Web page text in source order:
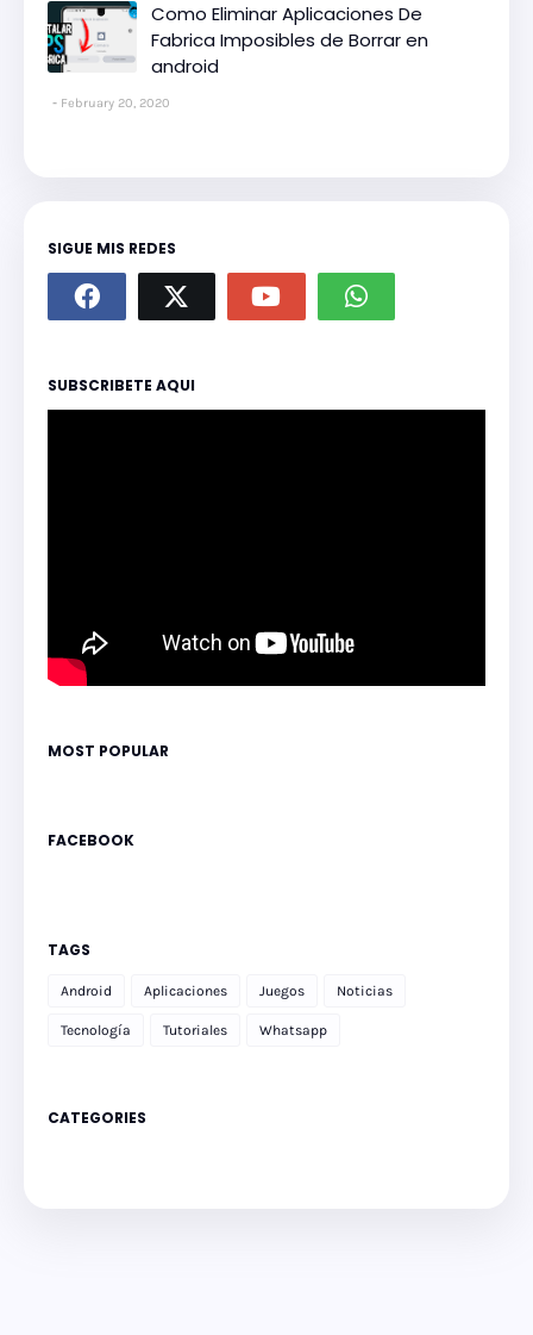
Como Eliminar Aplicaciones De
Fabrica Imposibles de Borrar en
android
February 20, 2020
SIGUE MIS REDES
SUBSCRIBETE AQUI
MOST POPULAR
FACEBOOK
TAGS
Android Aplicaciones Juegos Noticias
Tecnología Tutoriales Whatsapp
CATEGORIES